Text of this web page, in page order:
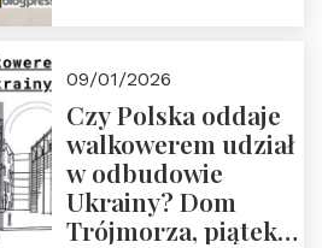
godz. 18:00.
Zapraszamy!
09/01/2026
Czy Polska oddaje
walkowerem udział
w odbudowie
Ukrainy? Dom
Trójmorza, piątek